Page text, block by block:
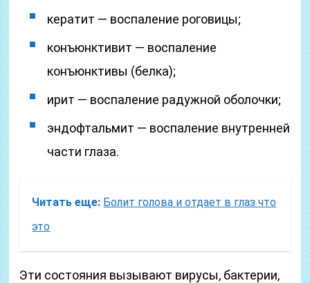
кератит — воспаление роговицы;
конъюнктивит — воспаление
конъюнктивы (белка);
ирит — воспаление радужной оболочки;
эндофтальмит — воспаление внутренней
части глаза.
Читать еще: Болит голова и отдает в глаз что
это
Эти состояния вызывают вирусы, бактерии,